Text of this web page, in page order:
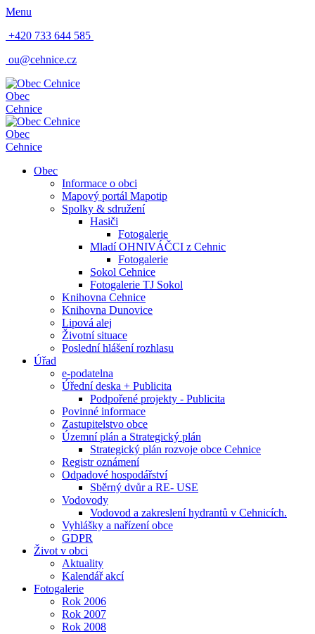
Menu
+420 733 644 585
ou@cehnice.cz
Obec
Cehnice
Obec
Cehnice
Obec
Informace o obci
Mapový portál Mapotip
Spolky & sdružení
Hasiči
Fotogalerie
Mladí OHNIVÁČCI z Cehnic
Fotogalerie
Sokol Cehnice
Fotogalerie TJ Sokol
Knihovna Cehnice
Knihovna Dunovice
Lipová alej
Životní situace
Poslední hlášení rozhlasu
Úřad
e-podatelna
Úřední deska + Publicita
Podpořené projekty - Publicita
Povinné informace
Zastupitelstvo obce
Územní plán a Strategický plán
Strategický plán rozvoje obce Cehnice
Registr oznámení
Odpadové hospodářství
Sběrný dvůr a RE- USE
Vodovody
Vodovod a zakreslení hydrantů v Cehnicích.
Vyhlášky a nařízení obce
GDPR
Život v obci
Aktuality
Kalendář akcí
Fotogalerie
Rok 2006
Rok 2007
Rok 2008